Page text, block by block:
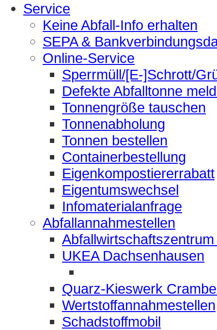
Service
Keine Abfall-Info erhalten
SEPA &
Online-Service
Sperrmüll/[E-]Schrott/
Defekte Abfalltonne
Tonnengröße tauschen
Tonnenabholung
Tonnen bestellen
Containerbestellung
Eigenkompostiererrabatt
Eigentumswechsel
Infomaterialanfrage
Abfallannahmestellen
UKEA Dachsenhausen
Quarz-Kieswerk
Wertstoffannahmestellen
Schadstoffmobil